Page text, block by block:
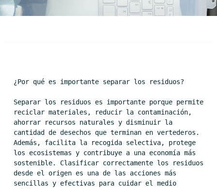
¿Por qué es importante separar los residuos?
Separar los residuos es importante porque permite
reciclar materiales, reducir la contaminación,
ahorrar recursos naturales y disminuir la
cantidad de desechos que terminan en vertederos.
Además, facilita la recogida selectiva, protege
los ecosistemas y contribuye a una economía más
sostenible. Clasificar correctamente los residuos
desde el origen es una de las acciones más
sencillas y efectivas para cuidar el medio